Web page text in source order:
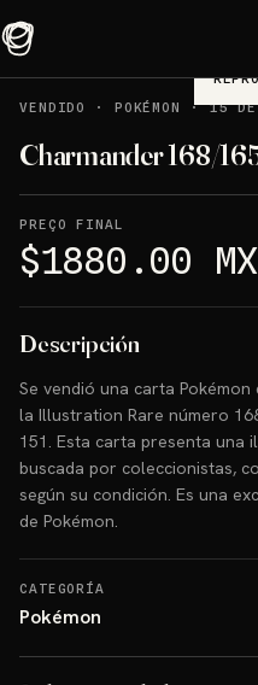
VENDIDO
· POKÉMON ·15
Charmander 168/
PREÇO FINAL
$1880.00
Descripción
Se vendió una carta
la Illustration Rare número
151. Esta carta presenta una
buscada por coleccionistas,
según su condición. Es una
de Pokémon.
CATEGORÍA
Pokémon